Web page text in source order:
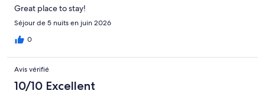
Great place to stay!
Séjour de 5 nuits en juin 2026
0
Avis vérifié
10/10 Excellent